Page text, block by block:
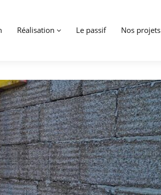
Réalisation Le passif Nos projets